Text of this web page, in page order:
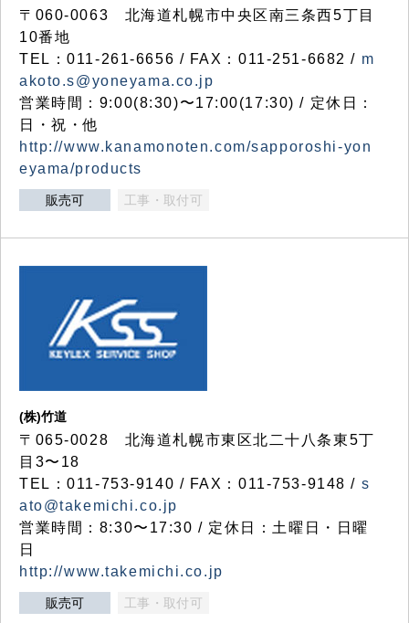
〒060-0063 北海道札幌市中央区南三条西5丁目
10番地
TEL：011-261-6656 / FAX：011-251-6682 / m
akoto.s@yoneyama.co.jp
営業時間：9:00(8:30)〜17:00(17:30) / 定休日：
日・祝・他
http://www.kanamonoten.com/sapporoshi-yon
eyama/products
販売可 工事・取付可
(株)竹道
〒065-0028 北海道札幌市東区北二十八条東5丁
目3〜18
TEL：011-753-9140 / FAX：011-753-9148 / s
ato@takemichi.co.jp
営業時間：8:30〜17:30 / 定休日：土曜日・日曜
日
http://www.takemichi.co.jp
販売可 工事・取付可